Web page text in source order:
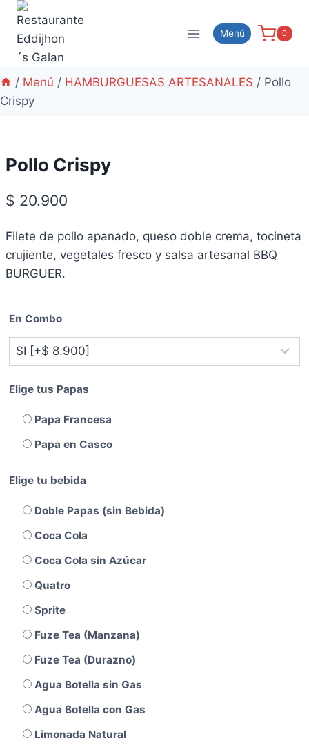
Menú 0
/ Menú / HAMBURGUESAS ARTESANALES / Pollo
Crispy
Pollo Crispy
$ 20.900
Filete de pollo apanado, queso doble crema, tocineta
crujiente, vegetales fresco y salsa artesanal BBQ
BURGUER.
En Combo
Elige tus Papas
Papa Francesa
Papa en Casco
Elige tu bebida
Doble Papas (sin Bebida)
Coca Cola
Coca Cola sin Azúcar
Quatro
Sprite
Fuze Tea (Manzana)
Fuze Tea (Durazno)
Agua Botella sin Gas
Agua Botella con Gas
Limonada Natural